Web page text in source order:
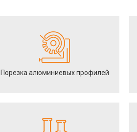
Порезка алюминиевых профилей